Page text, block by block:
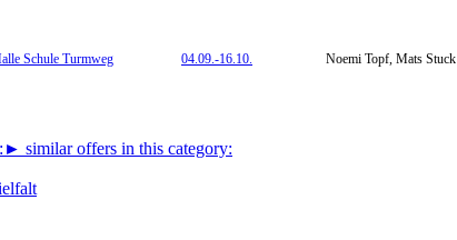
Schule Turmweg 04.09.-16.10. Noemi Topf, Mats Stuck
► similar offers in this category: